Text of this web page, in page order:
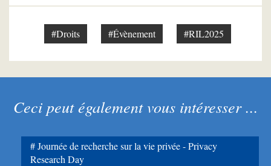
#Droits #Évènement #RIL2025
Ceci peut également vous intéresser ...
Journée de recherche sur la vie privée - Privacy
Research Day